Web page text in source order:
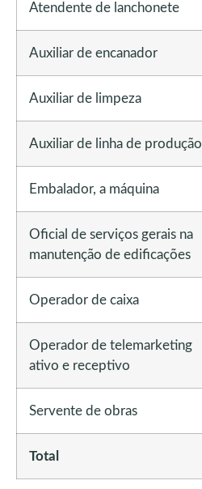
Atendente de lanchonete
Auxiliar de encanador
Auxiliar de limpeza
Auxiliar de linha de produção
Embalador, a máquina
Oficial de serviços gerais na
manutenção de edificações
Operador de caixa
Operador de telemarketing
ativo e receptivo
Servente de obras
Total